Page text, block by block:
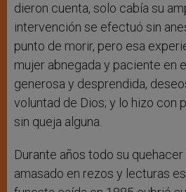
dieron cuenta, solo cabía su
intervención se efectuó sin
punto de morir, pero esa
mujer abnegada y paciente en
generosa y desprendida,
voluntad de Dios; y lo hizo con
sin queja alguna.
Durante años todo su
amasado en rezos y lecturas